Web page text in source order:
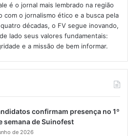
é o jornal mais lembrado na região
com o jornalismo ético e a busca pela
décadas, o FV segue inovando,
lado seus valores fundamentais:
e a missão de bem informar.​
confirmam presença no 1º
semana de Suinofest
de 2026